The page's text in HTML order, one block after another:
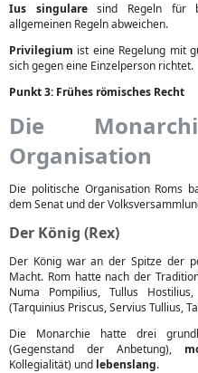
Ius singularesind Regeln für
allgemeinen Regeln abweichen.
Privilegium ist eine Regelung mit
sich gegen eine Einzelperson richtet.
Punkt 3: Frühes römisches Recht
Die
Organisation
Die politische Organisation Roms
dem Senat und der
Der König (Rex)
Der König war an der Spitze der
Macht. Rom hatte nach der
Numa Pompilius, Tullus
(Tarquinius Priscus, Servius Tullius,
Die Monarchie hatte drei
(Gegenstand der Anbetung),
Kollegialität) und lebenslang.